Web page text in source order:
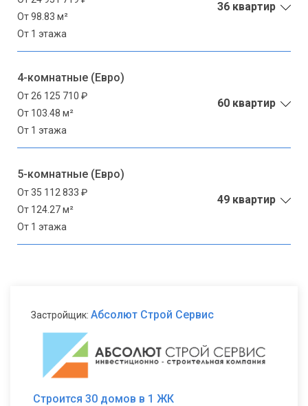
От 98.83 м²
От 1 этажа
36 квартир
4-комнатные (Евро)
От 26 125 710 ₽
От 103.48 м²
От 1 этажа
60 квартир
5-комнатные (Евро)
От 35 112 833 ₽
От 124.27 м²
От 1 этажа
49 квартир
Застройщик: Абсолют Строй Сервис
Строится 30 домов в 1 ЖК